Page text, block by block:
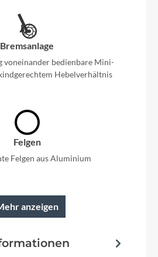
Bremsanlage
voneinander bedienbare Mini-
Hebelverhältnis
Felgen
Felgen aus Aluminium
niedrige Sitzposition und
anzeigen